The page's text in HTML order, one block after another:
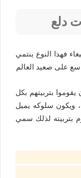
دلع
فهذا النوع ينتمي
على صعيد العالم
بتربيتهم بكل
ويكون سلوكه يميل
بتربيته لذلك سمي